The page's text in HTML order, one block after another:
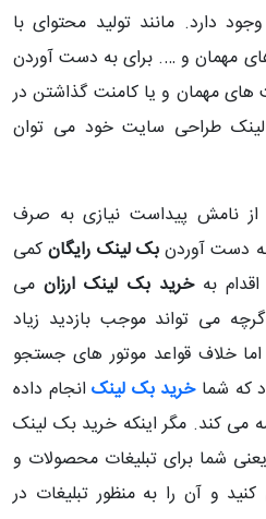
دارد. مانند تولید محتوای با
مهمان و …. برای به دست آوردن
های مهمان و یا کامنت گذاشتن در
طراحی سایت خود می توان
از نامش پیداست نیازی به صرف
به دست آوردنبک لینک رایگانکمی
بهخرید بک لینک ارزانمی
می تواند موجب بازدید زیاد
خلاف قواعد موتور های جستجو
که شماخرید بک لینکانجام داده
می کند. مگر اینکه خرید بک لینک
یعنی شما برای تبلیغات محصولات و
و آن را به منظور تبلیغات در